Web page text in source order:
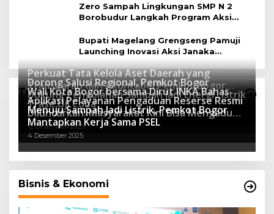
Zero Sampah Lingkungan SMP N 2
Borobudur Langkah Program Aksi
Bupati Magelang Grengseng Pamuji
Launching Inovasi Aksi Janaka
Program Sekolah Adiwiyata
Teknologi
Perkuat Tata Kelola Aset Daerah yang
Transparan dan Akuntabel Pemkot Bogor
Luncurkan SIMASDA
8 Juli 2026
Dorong Salusi Regional, Pemkot Bogor
Dukung Pengolahan Sampah Jadi Energi Listrik
8 April 2026
Wali Kota Bogor bersama Dirut INKA Bahas
Trase Uji Coba
7 Januari 2026
Aplikasi Pelayanan Pengaduan Reserse Resmi
Diluncurkan: Masyarakat Kini Bisa Mengadu
Lebih Cepat, Mudah, dan Terintegrasi
12 Desember 2025
Menuju Sampah Jadi Listrik, Pemkot Bogor
Mantapkan Kerja Sama PSEL
4 Desember 2025
Bisnis & Ekonomi